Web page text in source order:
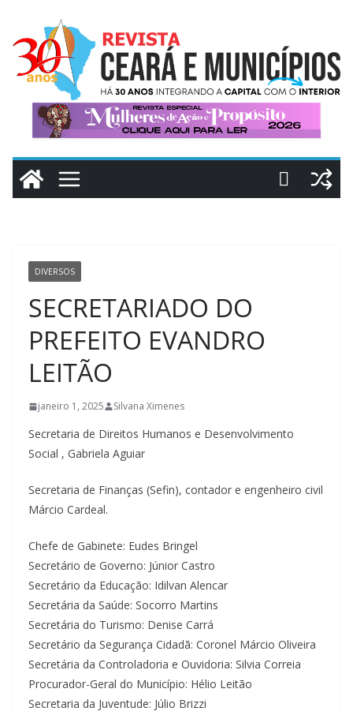
conteúdo
DIVERSOS
SECRETARIADO DO
PREFEITO EVANDRO
LEITÃO
janeiro 1, 2025 Silvana Ximenes
Secretaria de Direitos Humanos e Desenvolvimento
Social , Gabriela Aguiar
Secretaria de Finanças (Sefin), contador e engenheiro civil
Márcio Cardeal.
Chefe de Gabinete: Eudes Bringel
Secretário de Governo: Júnior Castro
Secretário da Educação: Idilvan Alencar
Secretária da Saúde: Socorro Martins
Secretária do Turismo: Denise Carrá
Secretário da Segurança Cidadã: Coronel Márcio Oliveira
Secretária da Controladoria e Ouvidoria: Silvia Correia
Procurador-Geral do Município: Hélio Leitão
Secretaria da Juventude: Júlio Brizzi